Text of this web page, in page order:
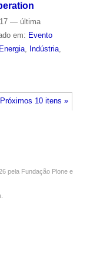
— última
em: Evento
Energia, Indústria,
Próximos 10 itens »
pela Fundação Plone e